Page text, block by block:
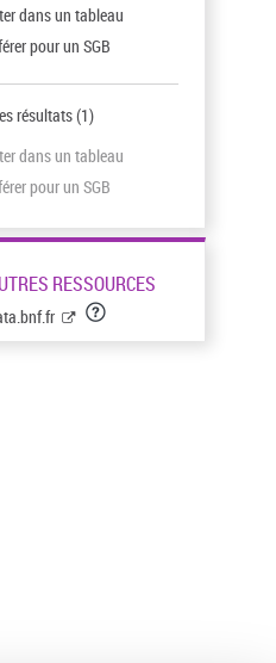
dans un tableau
pour un SGB
résultats(1)
dans un tableau
pour un SGB
RESSOURCES